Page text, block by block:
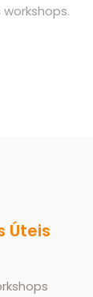
Úteis